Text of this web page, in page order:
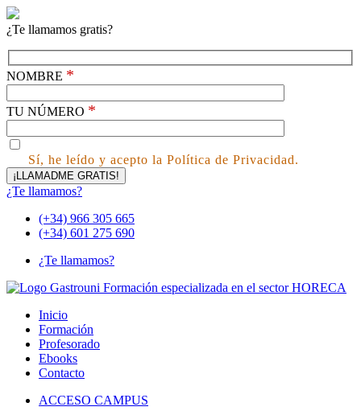
¿Te llamamos gratis?
NOMBRE *
TU NÚMERO *
Sí, he leído y acepto la Política de Privacidad.
¿Te llamamos?
(+34) 966 305 665
(+34) 601 275 690
¿Te llamamos?
Inicio
Formación
Profesorado
Ebooks
Contacto
ACCESO CAMPUS